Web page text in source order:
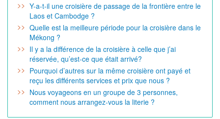
Y-a-t-il une croisière de passage de la frontière entre le
Laos et Cambodge ?
Quelle est la meilleure période pour la croisière dans le
Mékong ?
Il y a la différence de la croisière à celle que j’ai
réservée, qu’est-ce que était arrivé?
Pourquoi d’autres sur la même croisière ont payé et
reçu les différents services et prix que nous ?
Nous voyageons en un groupe de 3 personnes,
comment nous arrangez-vous la literie ?